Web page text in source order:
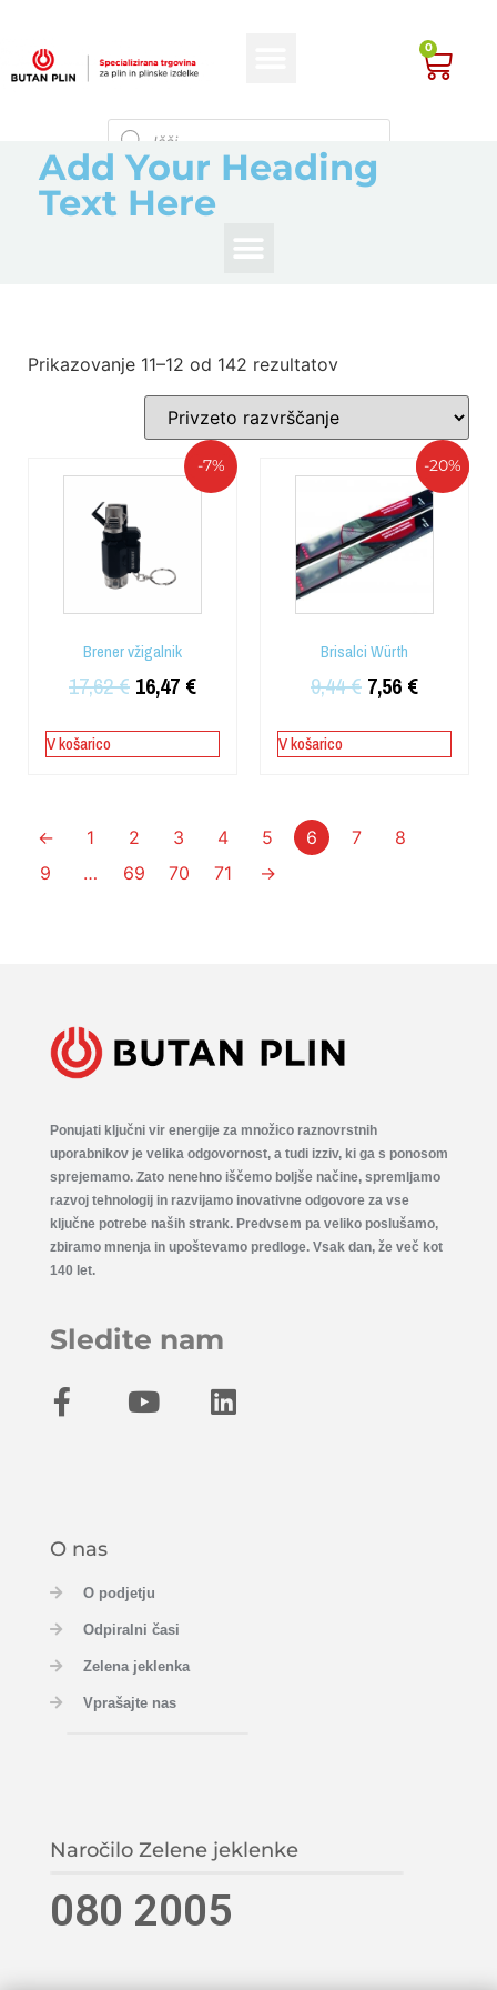
0
Add Your Heading
Text Here
Prikazovanje 11–12 od 142 rezultatov
-7%
Brener vžigalnik
17,62€ 16,47 €
V košarico
-20%
Brisalci Würth
9,44€ 7,56 €
V košarico
← 1 2 3 4 5 6 7
8
9
… 69 70 71 →
Ponujati ključni vir energije za množico raznovrstnih
uporabnikov je velika odgovornost, a tudi izziv, ki ga s ponosom
sprejemamo. Zato nenehno iščemo boljše načine, spremljamo
razvoj tehnologij in razvijamo inovativne odgovore za vse
ključne potrebe naših strank. Predvsem pa veliko poslušamo,
zbiramo mnenja in upoštevamo predloge. Vsak dan, že več kot
140 let.
Sledite nam
O nas
O podjetju
Odpiralni časi
Zelena jeklenka
Vprašajte nas
Naročilo Zelene jeklenke
080 2005